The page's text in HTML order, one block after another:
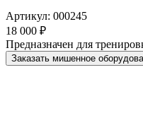
Артикул: 000245
18 000 ₽
Предназначен для
Заказать мишенное